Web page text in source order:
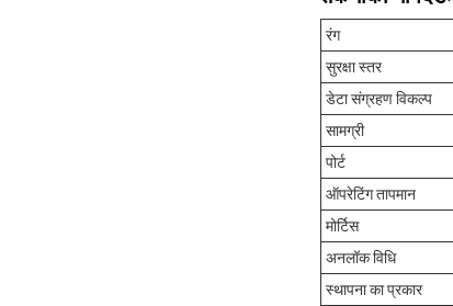
रंग
सुरक्षा स्तर
डेटा संग्रहण विकल्प
सामग्री
पोर्ट
ऑपरेटिंग तापमान
मोर्टिस
अनलॉक विधि
स्थापना का प्रकार